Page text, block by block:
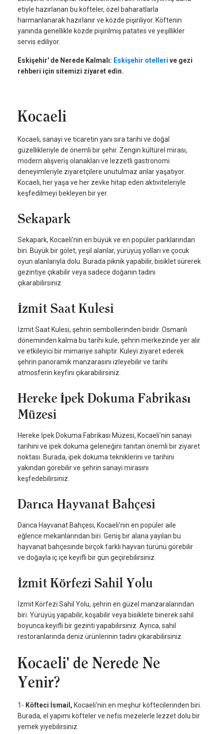
etiyle hazırlanan bu köfteler, özel baharatlarla
harmanlanarak hazırlanır ve közde pişiriliyor. Köftenin
yanında genellikle közde pişirilmiş patates ve yeşillikler
servis ediliyor.
Eskişehir' de Nerede Kalmalı: Eskişehir otelleri ve gezi
rehberi için sitemizi ziyaret edin.
Kocaeli
Kocaeli, sanayi ve ticaretin yanı sıra tarihi ve doğal
güzellikleriyle de önemli bir şehir. Zengin kültürel mirası,
modern alışveriş olanakları ve lezzetli gastronomi
deneyimleriyle ziyaretçilere unutulmaz anlar yaşatıyor.
Kocaeli, her yaşa ve her zevke hitap eden aktiviteleriyle
keşfedilmeyi bekleyen bir yer.
Sekapark
Sekapark, Kocaeli'nin en büyük ve en popüler parklarından
biri. Büyük bir gölet, yeşil alanlar, yürüyüş yolları ve çocuk
oyun alanlarıyla dolu. Burada piknik yapabilir, bisiklet sürerek
gezintiye çıkabilir veya sadece doğanın tadını
çıkarabilirsiniz.
İzmit Saat Kulesi
İzmit Saat Kulesi, şehrin sembollerinden biridir. Osmanlı
döneminden kalma bu tarihi kule, şehrin merkezinde yer alır
ve etkileyici bir mimariye sahiptir. Kuleyi ziyaret ederek
şehrin panoramik manzarasını izleyebilir ve tarihi
atmosferin keyfini çıkarabilirsiniz.
Hereke İpek Dokuma Fabrikası
Müzesi
Hereke İpek Dokuma Fabrikası Müzesi, Kocaeli'nin sanayi
tarihini ve ipek dokuma geleneğini tanıtan önemli bir ziyaret
noktası. Burada, ipek dokuma tekniklerini ve tarihini
yakından görebilir ve şehrin sanayi mirasını
keşfedebilirsiniz.
Darıca Hayvanat Bahçesi
Darıca Hayvanat Bahçesi, Kocaeli'nin en popüler aile
eğlence mekanlarından biri. Geniş bir alana yayılan bu
hayvanat bahçesinde birçok farklı hayvan türünü görebilir
ve doğayla iç içe keyifli bir gün geçirebilirsiniz.
İzmit Körfezi Sahil Yolu
İzmit Körfezi Sahil Yolu, şehrin en güzel manzaralarından
biri. Yürüyüş yapabilir, koşabilir veya bisiklete binerek sahil
boyunca keyifli bir gezinti yapabilirsiniz. Ayrıca, sahil
restoranlarında deniz ürünlerinin tadını çıkarabilirsiniz.
Kocaeli' de Nerede Ne
Yenir?
1- Köfteci İsmail, Kocaeli'nin en meşhur köftecilerinden biri.
Burada, el yapımı köfteler ve nefis mezelerle lezzet dolu bir
yemek yiyebilirsiniz.